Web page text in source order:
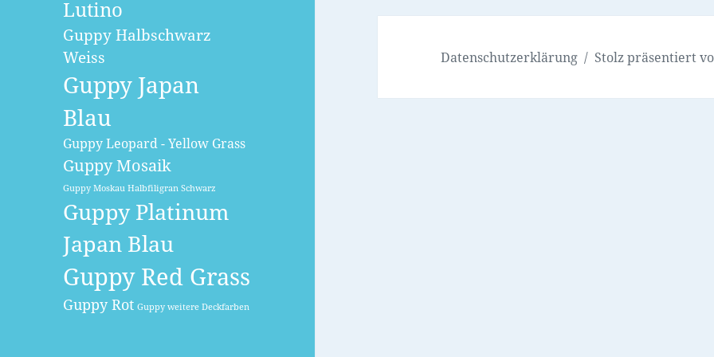
Lutino
Guppy Halbschwarz
Weiss
Guppy Japan
Blau
Guppy Leopard - Yellow Grass
Guppy Mosaik
Guppy Moskau Halbfiligran Schwarz
Guppy Platinum
Japan Blau
Guppy Red Grass
Guppy Rot Guppy weitere Deckfarben
Datenschutzerklärung Stolz präsentiert